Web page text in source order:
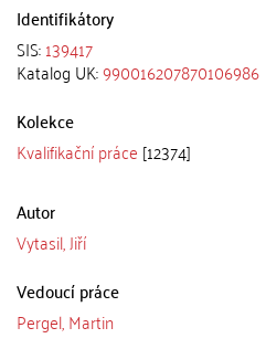
Identifikátory
SIS:139417
Katalog UK:990016207870106986
Kolekce
Kvalifikační práce [12374]
Autor
Vytasil, Jiří
Vedoucí práce
Pergel, Martin